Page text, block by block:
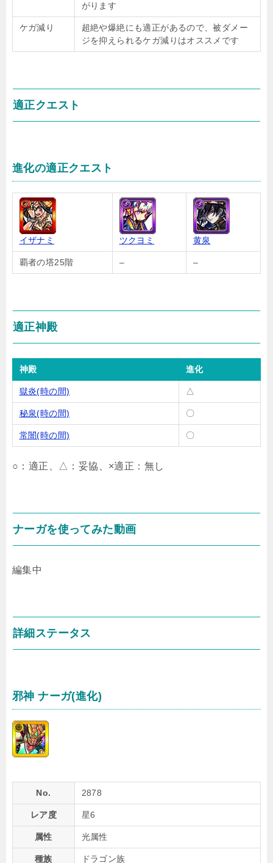
がります
ケガ減り
超絶や爆絶にも適正があるので、被ダメー
ジを抑えられるケガ減りはオススメです
適正クエスト
進化の適正クエスト
イザナミ ツクヨミ 黄泉
覇者の塔25階 – –
適正神殿
神殿 進化
獄炎(時の間) △
秘泉(時の間) 〇
常闇(時の間) 〇
○：適正、△：妥協、×適正：無し
ナーガを使ってみた動画
編集中
詳細ステータス
邪神 ナーガ(進化)
No. 2878
レア度 星6
属性 光属性
種族 ドラゴン族